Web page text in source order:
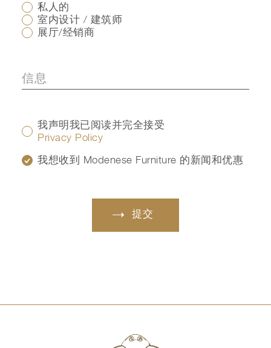
私人的
室内设计 / 建筑师
展厅/经销商
我声明我已阅读并完全接受
Privacy Policy
我想收到 Modenese Furniture 的新闻和优惠
提交